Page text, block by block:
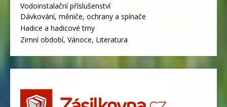
Vodoinstalační příslušenství
Dávkování, měniče, ochrany a spínače
Hadice a hadicové trny
Zimní období, Vánoce, Literatura